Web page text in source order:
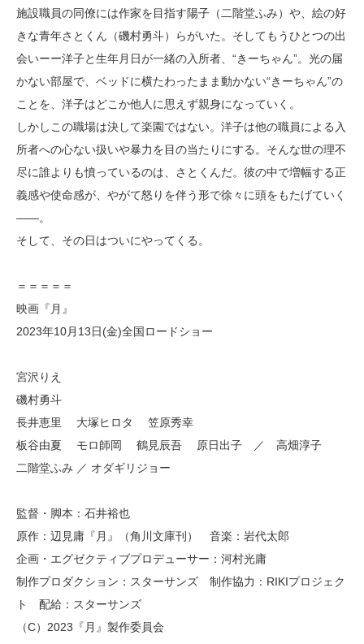
施設職員の同僚には作家を目指す陽子（二階堂ふみ）や、絵の好
きな青年さとくん（磯村勇斗）らがいた。そしてもうひとつの出
会いーー洋子と生年月日が一緒の入所者、“きーちゃん”。光の届
かない部屋で、ベッドに横たわったまま動かない“きーちゃん”の
ことを、洋子はどこか他人に思えず親身になっていく。
しかしこの職場は決して楽園ではない。洋子は他の職員による入
所者への心ない扱いや暴力を目の当たりにする。そんな世の理不
尽に誰よりも憤っているのは、さとくんだ。彼の中で増幅する正
義感や使命感が、やがて怒りを伴う形で徐々に頭をもたげていく
――。
そして、その日はついにやってくる。
＝＝＝＝＝
映画『月』
2023年10月13日(金)全国ロードショー
宮沢りえ
磯村勇斗
長井恵里 大塚ヒロタ 笠原秀幸
板谷由夏 モロ師岡 鶴見辰吾 原日出子 ／ 高畑淳子
二階堂ふみ ／ オダギリジョー
監督・脚本：石井裕也
原作：辺見庸『月』（角川文庫刊） 音楽：岩代太郎
企画・エグゼクティブプロデューサー：河村光庸
制作プロダクション：スターサンズ 制作協力：RIKIプロジェク
ト 配給：スターサンズ
（C）2023『月』製作委員会